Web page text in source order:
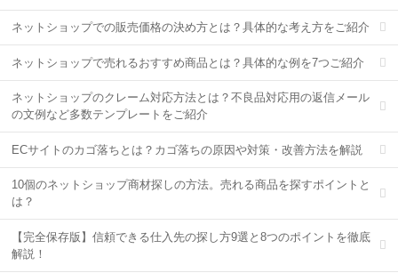
ネットショップでの販売価格の決め方とは？具体的な考え方をご紹介
ネットショップで売れるおすすめ商品とは？具体的な例を7つご紹介
ネットショップのクレーム対応方法とは？不良品対応用の返信メール
の文例など多数テンプレートをご紹介
ECサイトのカゴ落ちとは？カゴ落ちの原因や対策・改善方法を解説
10個のネットショップ商材探しの方法。売れる商品を探すポイントと
は？
【完全保存版】信頼できる仕入先の探し方9選と8つのポイントを徹底
解説！